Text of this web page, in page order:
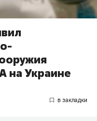
на Украине